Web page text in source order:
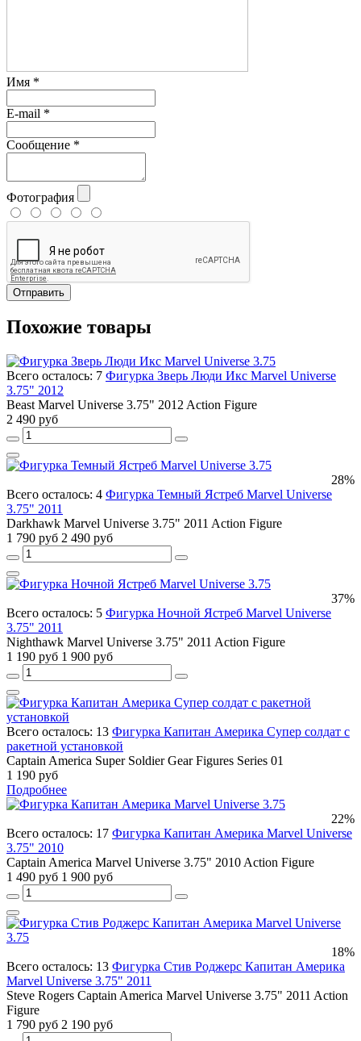
Имя *
E-mail *
Сообщение *
Фотография
Отправить
Похожие товары
Всего осталось: 7 Фигурка Зверь Люди Икс Marvel Universe
3.75" 2012
Beast Marvel Universe 3.75" 2012 Action Figure
2 490 руб
28%
Всего осталось: 4 Фигурка Темный Ястреб Marvel Universe
3.75" 2011
Darkhawk Marvel Universe 3.75" 2011 Action Figure
1 790 руб 2 490 руб
37%
Всего осталось: 5 Фигурка Ночной Ястреб Marvel Universe
3.75" 2011
Nighthawk Marvel Universe 3.75" 2011 Action Figure
1 190 руб 1 900 руб
Всего осталось: 13 Фигурка Капитан Америка Супер солдат с
ракетной установкой
Captain America Super Soldier Gear Figures Series 01
1 190 руб
Подробнее
22%
Всего осталось: 17 Фигурка Капитан Америка Marvel Universe
3.75" 2010
Captain America Marvel Universe 3.75" 2010 Action Figure
1 490 руб 1 900 руб
18%
Всего осталось: 13 Фигурка Стив Роджерс Капитан Америка
Marvel Universe 3.75" 2011
Steve Rogers Captain America Marvel Universe 3.75" 2011 Action
Figure
1 790 руб 2 190 руб